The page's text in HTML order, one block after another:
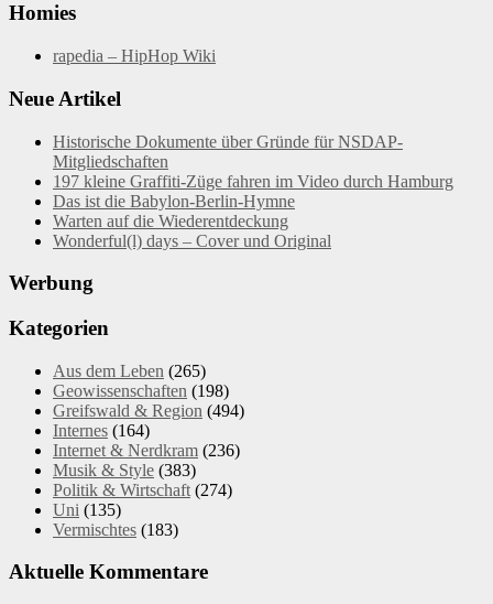
Homies
rapedia – HipHop Wiki
Neue Artikel
Historische Dokumente über Gründe für NSDAP-
Mitgliedschaften
197 kleine Graffiti-Züge fahren im Video durch Hamburg
Das ist die Babylon-Berlin-Hymne
Warten auf die Wiederentdeckung
Wonderful(l) days – Cover und Original
Werbung
Kategorien
Aus dem Leben (265)
Geowissenschaften (198)
Greifswald & Region (494)
Internes (164)
Internet & Nerdkram (236)
Musik & Style (383)
Politik & Wirtschaft (274)
Uni (135)
Vermischtes (183)
Aktuelle Kommentare